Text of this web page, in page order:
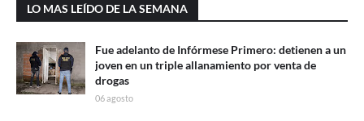
LO MAS LEÍDO DE LA SEMANA
Fue adelanto de Infórmese Primero: detienen a un
joven en un triple allanamiento por venta de
drogas
06 agosto